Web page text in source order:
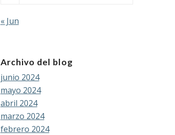
« Jun
Archivo del blog
junio 2024
mayo 2024
abril 2024
marzo 2024
febrero 2024